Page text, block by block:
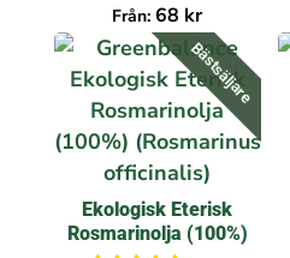
Betygsatt
5.00
av 5
Från:68 kr
Bästsäljare
Ekologisk Eterisk
Rosmarinolja (100%)